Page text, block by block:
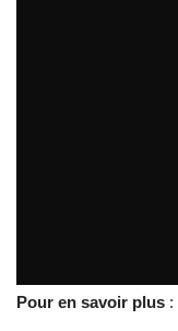
Pour en savoir plus :